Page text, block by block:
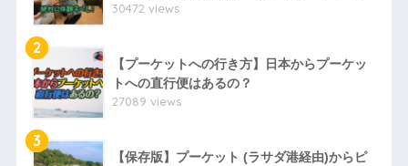
30472 views
2
【プーケットへの行き方】日本からプーケッ
トへの直行便はあるの？
27089 views
3
【保存版】プーケット (ラサダ港経由)からピ